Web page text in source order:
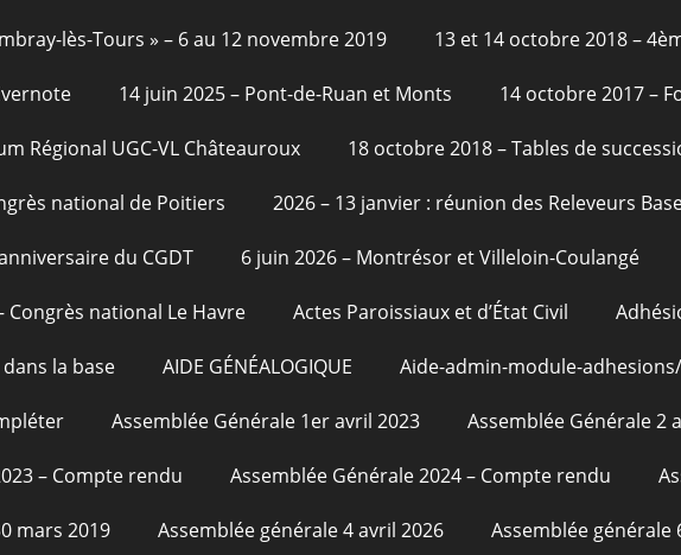
lès-Tours » – 6 au 12 novembre 2019 13 et 14 octobre 2018 –
14 juin 2025 – Pont-de-Ruan et Monts 14 octobre 2017 –
Régional UGC-VL Châteauroux 18 octobre 2018 – Tables de
national de Poitiers 2026 – 13 janvier : réunion des Releveurs
du CGDT 6 juin 2026 – Montrésor et Villeloin-Coulangé
Congrès national Le Havre Actes Paroissiaux et d’État Civil
la base AIDE GÉNÉALOGIQUE Aide-admin-module-adhesions/
Assemblée Générale 1er avril 2023 Assemblée Générale 2
– Compte rendu Assemblée Générale 2024 – Compte rendu
mars 2019 Assemblée générale 4 avril 2026 Assemblée générale